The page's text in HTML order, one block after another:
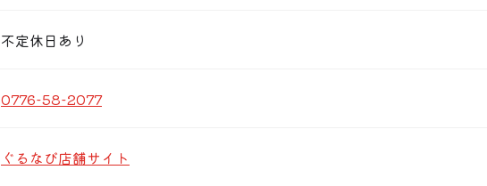
不定休日あり
0776-58-2077
ぐるなび店舗サイト